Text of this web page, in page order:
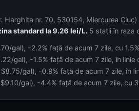
Harghita nr. 70, 530154, Miercurea
standard la 9.26 lei/L. 5 stații în raza
gal), -2.2% față de acum 7 zile, cu
gal), -1.5% față de acum 7 zile, în linie
gal), -0.9% față de acum 7 zile, în
gal), -4.4% față de acum 7 zile, cu